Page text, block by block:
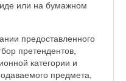
или на бумажном
предоставленного
претендентов,
категории и
предмета,